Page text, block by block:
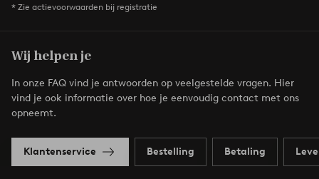
* Zie actievoorwaarden bij registratie
Wij helpen je
In onze FAQ vind je antwoorden op veelgestelde vragen. Hier
vind je ook informatie over hoe je eenvoudig contact met ons
opneemt.
Klantenservice Bestelling Betaling